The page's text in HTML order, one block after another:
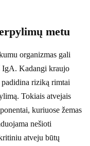
metu
organizmas gali
IgA. Kadangi kraujo
riziką rimtai
Tokiais atvejais
kuriuose žemas
nešioti
atveju būtų